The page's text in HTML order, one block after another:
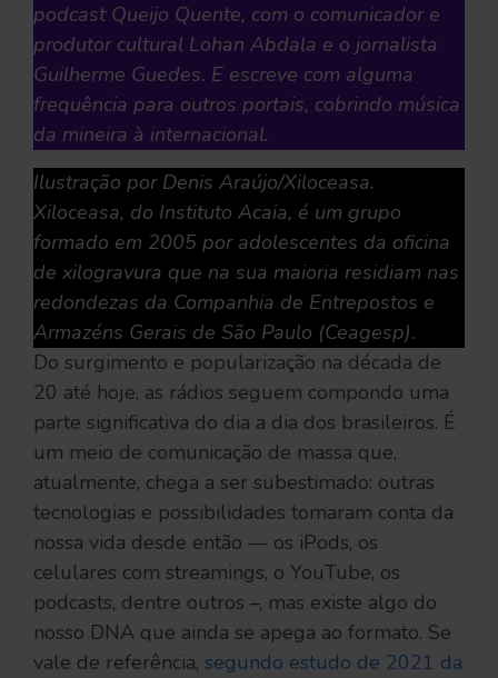
podcast Queijo Quente, com o comunicador e
produtor cultural Lohan Abdala e o jornalista
Guilherme Guedes. E escreve com alguma
frequência para outros portais, cobrindo música
da mineira à internacional.
Ilustração por Denis Araújo/Xiloceasa.
Xiloceasa, do Instituto Acaia, é um grupo
formado em 2005 por adolescentes da oficina
de xilogravura que na sua maioria residiam nas
redondezas da Companhia de Entrepostos e
Armazéns Gerais de São Paulo (Ceagesp).
Do surgimento e popularização na década de
20 até hoje, as rádios seguem compondo uma
parte significativa do dia a dia dos brasileiros. É
um meio de comunicação de massa que,
atualmente, chega a ser subestimado: outras
tecnologias e possibilidades tomaram conta da
nossa vida desde então — os iPods, os
celulares com streamings, o YouTube, os
podcasts, dentre outros –, mas existe algo do
nosso DNA que ainda se apega ao formato. Se
vale de referência, segundo estudo de 2021 da